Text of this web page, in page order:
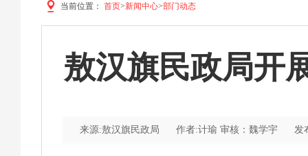
当前位置： 首页>新闻中心>部门动态
敖汉旗民政局开
来源:敖汉旗民政局 作者:计瑜 审核：魏学宇 发